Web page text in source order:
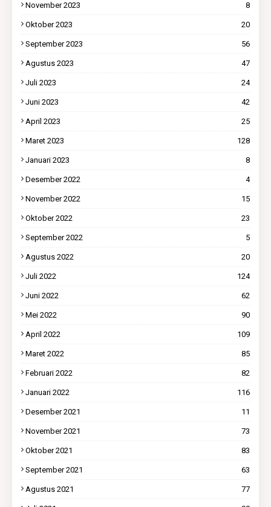
November 2023 8
Oktober 2023 20
September 2023 56
Agustus 2023 47
Juli 2023 24
Juni 2023 42
April 2023 25
Maret 2023 128
Januari 2023 8
Desember 2022 4
November 2022 15
Oktober 2022 23
September 2022 5
Agustus 2022 20
Juli 2022 124
Juni 2022 62
Mei 2022 90
April 2022 109
Maret 2022 85
Februari 2022 82
Januari 2022 116
Desember 2021 11
November 2021 73
Oktober 2021 83
September 2021 63
Agustus 2021 77